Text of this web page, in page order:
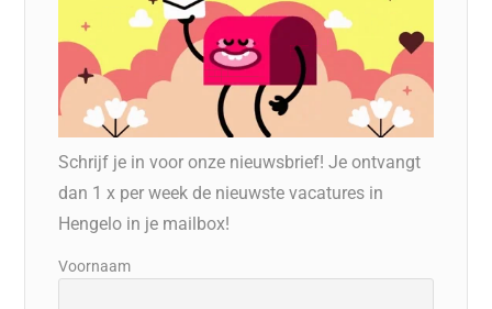
Schrijf je in voor onze nieuwsbrief! Je ontvangt
dan 1 x per week de nieuwste vacatures in
Hengelo in je mailbox!
Voornaam